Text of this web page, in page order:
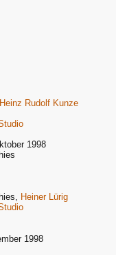
Heinz Rudolf Kunze
1998
Heiner Lürig
1998